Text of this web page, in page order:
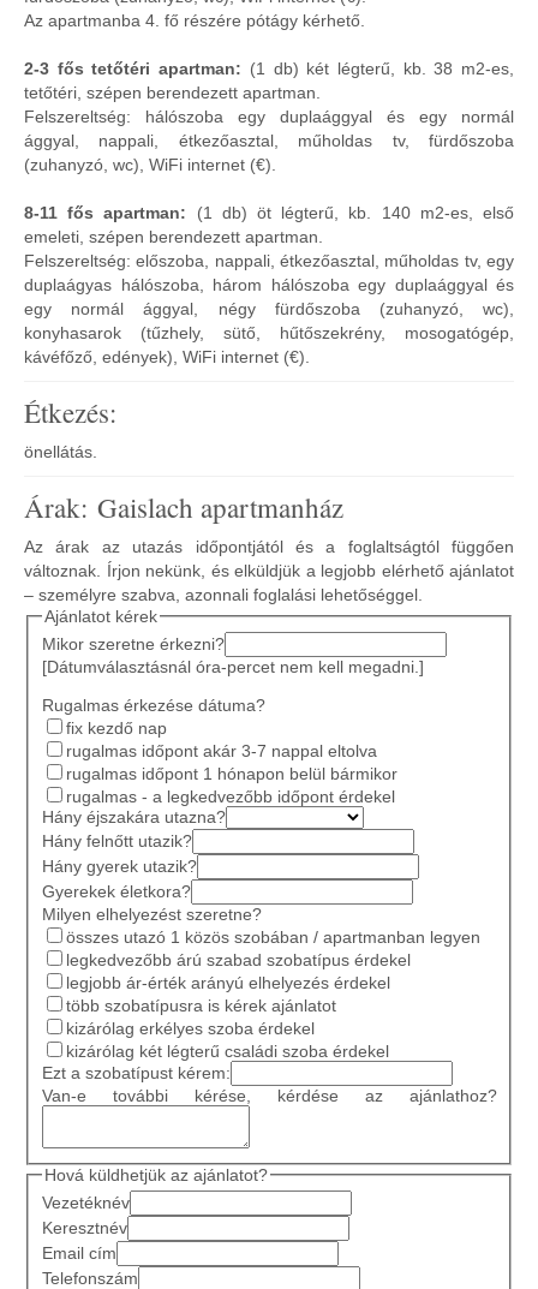
Az apartmanba 4. fő részére pótágy kérhető.
2-3 fős tetőtéri apartman: (1 db) két légterű, kb. 38 m2-es,
tetőtéri, szépen berendezett apartman.
Felszereltség: hálószoba egy duplaággyal és egy normál
ággyal, nappali, étkezőasztal, műholdas tv, fürdőszoba
(zuhanyzó, wc), WiFi internet (€).
8-11 fős apartman: (1 db) öt légterű, kb. 140 m2-es, első
emeleti, szépen berendezett apartman.
Felszereltség: előszoba, nappali, étkezőasztal, műholdas tv, egy
duplaágyas hálószoba, három hálószoba egy duplaággyal és
egy normál ággyal, négy fürdőszoba (zuhanyzó, wc),
konyhasarok (tűzhely, sütő, hűtőszekrény, mosogatógép,
kávéfőző, edények), WiFi internet (€).
Étkezés:
önellátás.
Árak: Gaislach apartmanház
Az árak az utazás időpontjától és a foglaltságtól függően
változnak. Írjon nekünk, és elküldjük a legjobb elérhető ajánlatot
– személyre szabva, azonnali foglalási lehetőséggel.
Ajánlatot kérek
Mikor szeretne érkezni?
[Dátumválasztásnál óra-percet nem kell megadni.]
Rugalmas érkezése dátuma?
fix kezdő nap
rugalmas időpont akár 3-7 nappal eltolva
rugalmas időpont 1 hónapon belül bármikor
rugalmas - a legkedvezőbb időpont érdekel
Hány éjszakára utazna?
Hány felnőtt utazik?
Hány gyerek utazik?
Gyerekek életkora?
Milyen elhelyezést szeretne?
összes utazó 1 közös szobában / apartmanban legyen
legkedvezőbb árú szabad szobatípus érdekel
legjobb ár-érték arányú elhelyezés érdekel
több szobatípusra is kérek ajánlatot
kizárólag erkélyes szoba érdekel
kizárólag két légterű családi szoba érdekel
Ezt a szobatípust kérem:
Van-e további kérése, kérdése az ajánlathoz?
Hová küldhetjük az ajánlatot?
Vezetéknév
Keresztnév
Email cím
Telefonszám